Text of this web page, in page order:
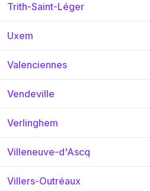
Trith-Saint-Léger
Uxem
Valenciennes
Vendeville
Verlinghem
Villeneuve-d'Ascq
Villers-Outréaux